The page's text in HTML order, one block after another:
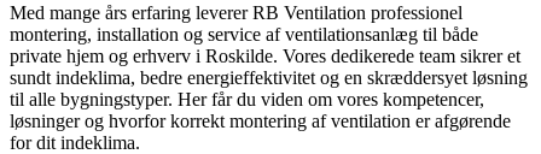
Med mange års erfaring leverer RB Ventilation professionel
montering, installation og service af ventilationsanlæg til både
private hjem og erhverv i Roskilde. Vores dedikerede team sikrer et
sundt indeklima, bedre energieffektivitet og en skræddersyet løsning
til alle bygningstyper. Her får du viden om vores kompetencer,
løsninger og hvorfor korrekt montering af ventilation er afgørende
for dit indeklima.